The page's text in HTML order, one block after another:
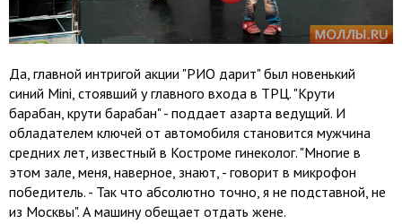
Да, главной интригой акции "РИО дарит" был новенький
синий Mini, стоявший у главного входа в ТРЦ. "Крути
барабан, крути барабан" - поддает азарта ведущий. И
обладателем ключей от автомобиля становится мужчина
средних лет, известный в Костроме гинеколог. "Многие в
этом зале, меня, наверное, знают, - говорит в микрофон
победитель. - Так что абсолютно точно, я не подставной, не
из Москвы". А машину обещает отдать жене.